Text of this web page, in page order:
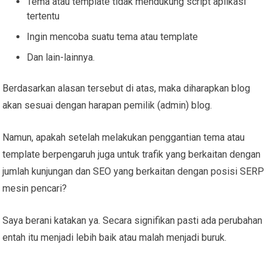
tertentu
Ingin mencoba suatu tema atau template
Dan lain-lainnya.
Berdasarkan alasan tersebut di atas, maka diharapkan blog
akan sesuai dengan harapan pemilik (admin) blog.
Namun, apakah setelah melakukan penggantian tema atau
template berpengaruh juga untuk trafik yang berkaitan dengan
jumlah kunjungan dan SEO yang berkaitan dengan posisi SERP
mesin pencari?
Saya berani katakan ya. Secara signifikan pasti ada perubahan
entah itu menjadi lebih baik atau malah menjadi buruk.